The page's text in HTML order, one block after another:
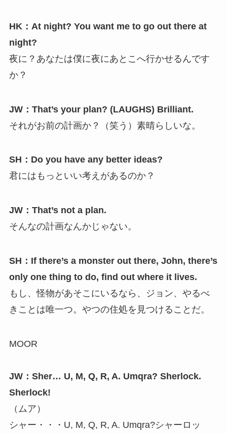
HK：At night? You want me to go out there at
night?
夜に？あなたは僕に夜にあとこへ行かせるんです
か？
JW：That’s your plan? (LAUGHS) Brilliant.
それがお前の計画か？（笑う）素晴らしいな。
SH：Do you have any better ideas?
君にはもっといい考えがあるのか？
JW：That’s not a plan.
そんなの計画なんかじゃない。
SH：If there’s a monster out there, John, there’s
only one thing to do, find out where it lives.
もし、怪物があそこにいるなら、ジョン、やるべ
きことは唯一つ。やつの住処を見つけることだ。
MOOR
JW：Sher… U, M, Q, R, A. Umqra? Sherlock.
Sherlock!
（ムア）
シャー・・・U, M, Q, R, A. Umqra?シャーロッ